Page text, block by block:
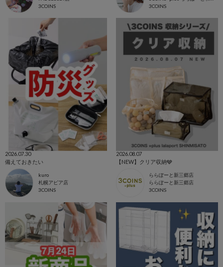
3COINS
3COINS
2026.07.30
備えておきたい
kuro
札幌アピア店
3COINS
2026.08.07
【NEW】クリア収納🩶
ららぽーと新三郷店
ららぽーと新三郷店
3COINS